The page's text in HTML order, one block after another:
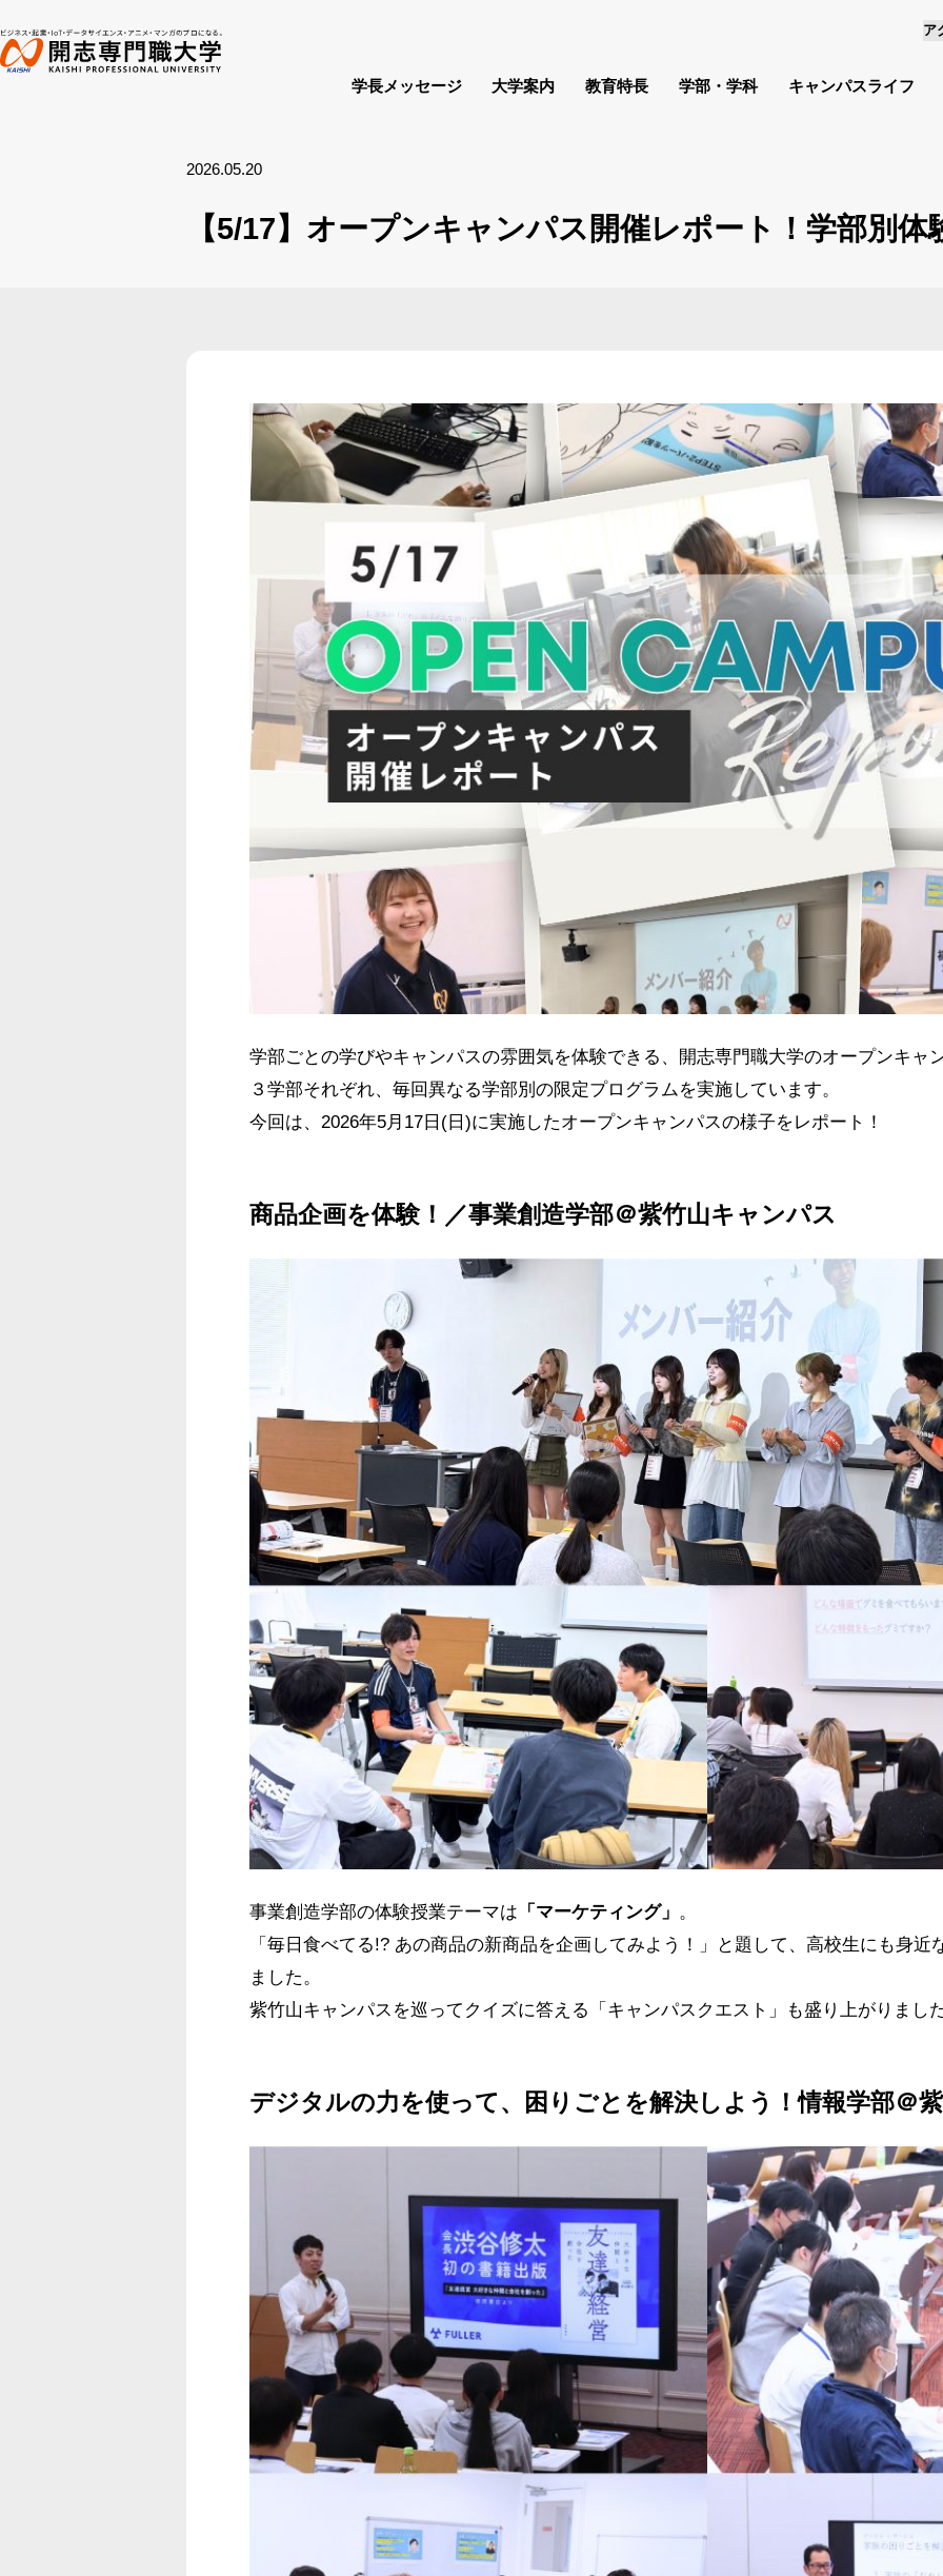
ア
学長メッセージ 大学案内 教育特長 学部・学科 キャンパスライフ
2026.05.20
【5/17】オープンキャンパス開催レポート！学部別
学部ごとの学びやキャンパスの雰囲気を体験できる、開志専門職大学のオープンキャ
３学部それぞれ、毎回異なる学部別の限定プログラムを実施しています。
今回は、2026年5月17日(日)に実施したオープンキャンパスの様子をレポート！
商品企画を体験！／事業創造学部＠紫竹山キャンパス
事業創造学部の体験授業テーマは 「マーケティング」 。
「毎日食べてる!? あの商品の新商品を企画してみよう！」
と題して、高校生にも身近
ました。
紫竹山キャンパスを巡ってクイズに答える 「キャンパスクエスト」 も盛り上がりまし
デジタルの力を使って、困りごとを解決しよう！情報学部＠